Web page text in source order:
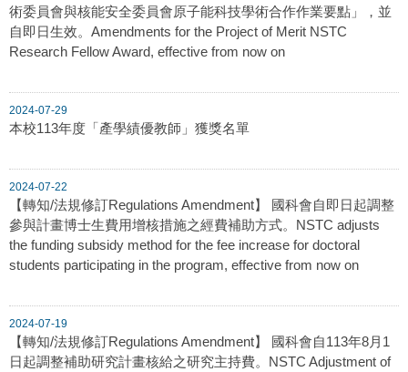
術委員會與核能安全委員會原子能科技學術合作作業要點」，並
自即日生效。Amendments for the Project of Merit NSTC
Research Fellow Award, effective from now on
2024-07-29
本校113年度「產學績優教師」獲獎名單
2024-07-22
【轉知/法規修訂Regulations Amendment】 國科會自即日起調整
參與計畫博士生費用增核措施之經費補助方式。NSTC adjusts
the funding subsidy method for the fee increase for doctoral
students participating in the program, effective from now on
2024-07-19
【轉知/法規修訂Regulations Amendment】 國科會自113年8月1
日起調整補助研究計畫核給之研究主持費。NSTC Adjustment of